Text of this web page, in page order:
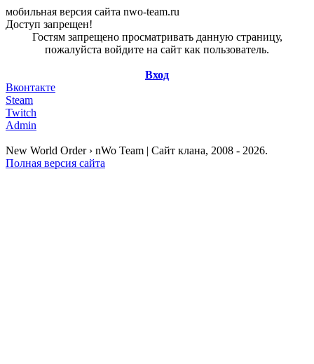
мобильная версия сайта nwo-team.ru
Доступ запрещен!
Гостям запрещено просматривать данную страницу,
пожалуйста войдите на сайт как пользователь.
Вход
Вконтакте
Steam
Twitch
Admin
New World Order › nWo Team | Сайт клана, 2008 - 2026.
Полная версия сайта